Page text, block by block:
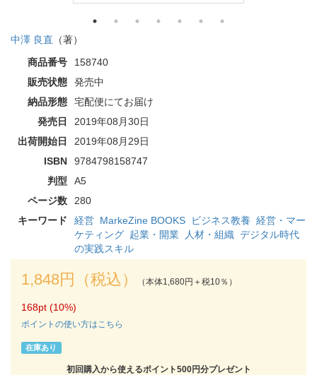
中澤 良直 （著）
商品番号
158740
販売状態
発売中
納品形態
宅配便にてお届け
発売日
2019年08月30日
出荷開始日
2019年08月29日
ISBN
9784798158747
判型
A5
ページ数
280
キーワード
経営 MarkeZine BOOKS ビジネス教養 経営・マー
ケティング 起業・開業 人材・組織 デジタル時代
の実践スキル
1,848円（税込） （本体1,680円＋税10％）
168pt (10%)
ポイントの使い方はこちら
在庫あり
初回購入から使えるポイント500円分プレゼント